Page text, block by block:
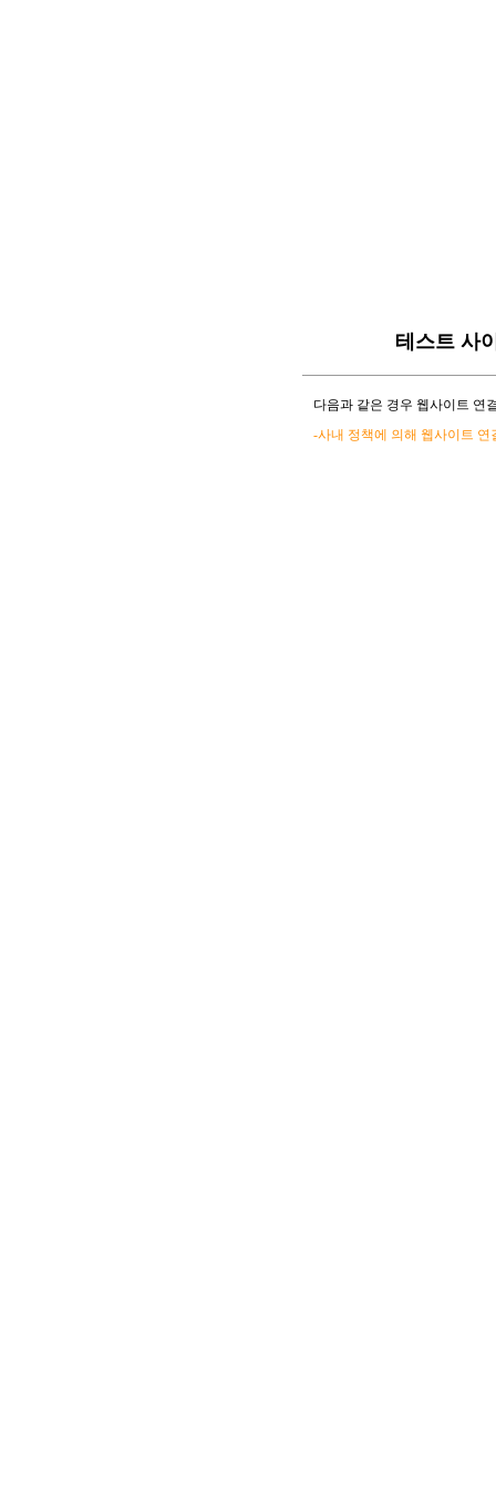
테스트 사
다음과 같은 경우 웹사이트 연
-사내 정책에 의해 웹사이트